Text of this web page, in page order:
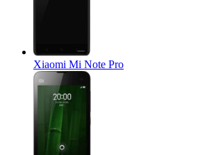
Xiaomi Mi Note Pro